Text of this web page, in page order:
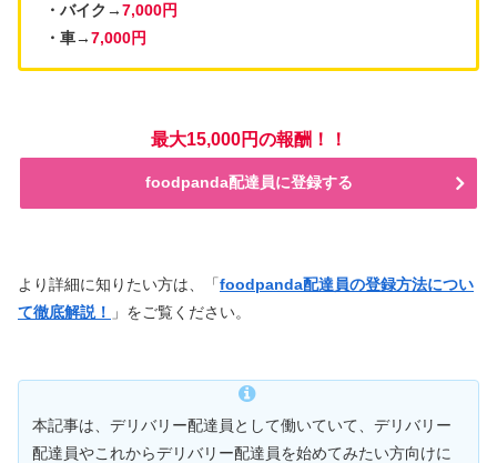
・バイク→7,000円
・車→7,000円
最大15,000円の報酬！！
foodpanda配達員に登録する
より詳細に知りたい方は、「foodpanda配達員の登録方法につい
て徹底解説！
」をご覧ください。
本記事は、デリバリー配達員として働いていて、デリバリー
配達員やこれからデリバリー配達員を始めてみたい方向けに